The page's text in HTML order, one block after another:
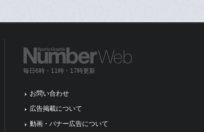
毎日6時・11時・17時更新
お問い合わせ
広告掲載について
動画・バナー広告について